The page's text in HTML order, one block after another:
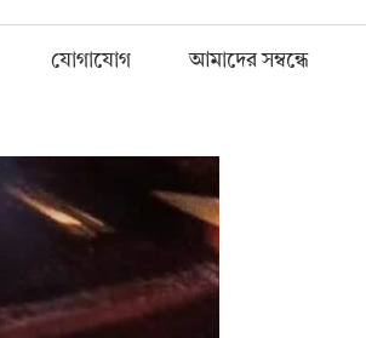
যোগাযোগ আমাদের সম্বন্ধে